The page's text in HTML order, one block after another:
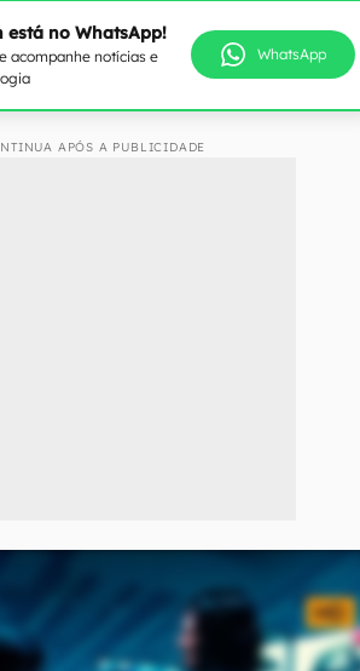
está no WhatsApp!
acompanhe notícias e
WhatsApp
APÓS A PUBLICIDADE